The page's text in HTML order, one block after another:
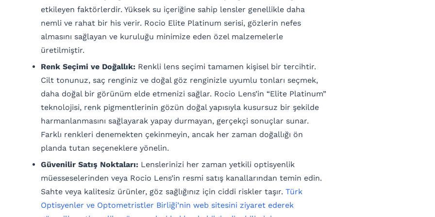
etkileyen faktörlerdir. Yüksek su içeriğine sahip lensler genellikle daha
nemli ve rahat bir his verir. Rocio Elite Platinum serisi, gözlerin nefes
almasını sağlayan ve kuruluğu minimize eden özel malzemelerle
üretilmiştir.
Renk Seçimi ve Doğallık: Renkli lens seçimi tamamen kişisel bir tercihtir.
Cilt tonunuz, saç renginiz ve doğal göz renginizle uyumlu tonları seçmek,
daha doğal bir görünüm elde etmenizi sağlar. Rocio Lens’in “Elite Platinum”
teknolojisi, renk pigmentlerinin gözün doğal yapısıyla kusursuz bir şekilde
harmanlanmasını sağlayarak yapay durmayan, gerçekçi sonuçlar sunar.
Farklı renkleri denemekten çekinmeyin, ancak her zaman doğallığı ön
planda tutan seçeneklere yönelin.
Güvenilir Satış Noktaları: Lenslerinizi her zaman yetkili optisyenlik
müesseselerinden veya Rocio Lens’in resmi satış kanallarından temin edin.
Sahte veya kalitesiz ürünler, göz sağlığınız için ciddi riskler taşır. Türk
Optisyenler ve Optometristler Birliği’nin web sitesini ziyaret ederek